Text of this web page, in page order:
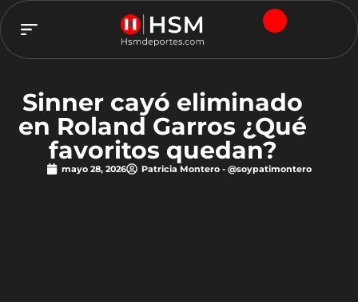
Sinner cayó eliminado
en Roland Garros ¿Qué
favoritos quedan?
mayo 28, 2026 Patricia Montero - @soypatimontero